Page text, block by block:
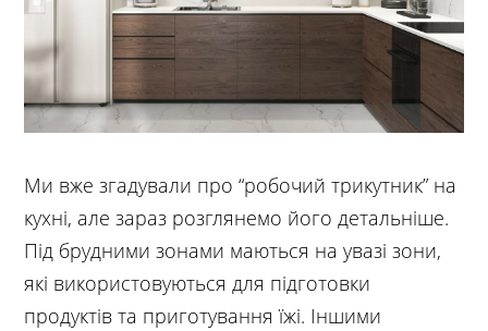
Ми вже згадували про “робочий трикутник” на
кухні, але зараз розглянемо його детальніше.
Під брудними зонами маються на увазі зони,
які використовуються для підготовки
продуктів та приготування їжі. Іншими